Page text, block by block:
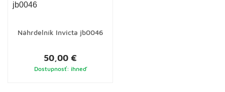
Náhrdelník Invicta jb0046
50,00 €
Dostupnosť: ihneď